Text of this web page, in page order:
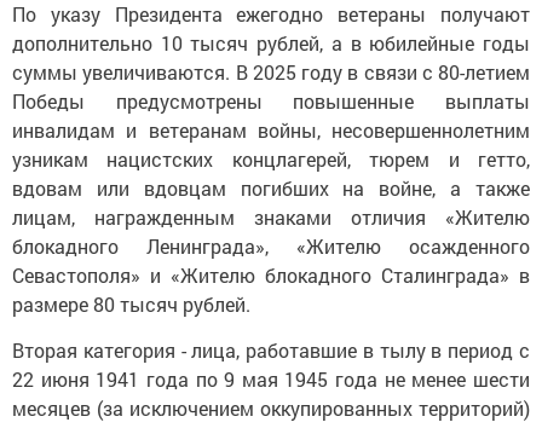
По указу Президента ежегодно ветераны получают
дополнительно 10 тысяч рублей, а в юбилейные годы
суммы увеличиваются. В 2025 году в связи с 80-летием
Победы предусмотрены повышенные выплаты
инвалидам и ветеранам войны, несовершеннолетним
узникам нацистских концлагерей, тюрем и гетто,
вдовам или вдовцам погибших на войне, а также
лицам, награжденным знаками отличия «Жителю
блокадного Ленинграда», «Жителю осажденного
Севастополя» и «Жителю блокадного Сталинграда» в
размере 80 тысяч рублей.
Вторая категория - лица, работавшие в тылу в период с
22 июня 1941 года по 9 мая 1945 года не менее шести
месяцев (за исключением оккупированных территорий)